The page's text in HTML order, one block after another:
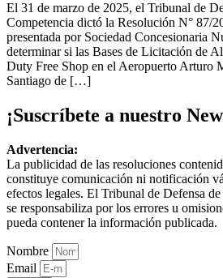
El 31 de marzo de 2025, el Tribunal de
Competencia dictó la Resolución N° 87/
presentada por Sociedad Concesionaria
determinar si las Bases de Licitación de
Duty Free Shop en el Aeropuerto Arturo
Santiago de […]
¡Suscríbete a nuestro
Advertencia:
La publicidad de las resoluciones
constituye comunicación ni notificación
efectos legales. El Tribunal de Defensa
se responsabiliza por los errores u
pueda contener la información publicada.
Nombre
Email